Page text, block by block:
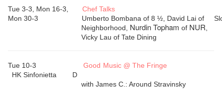
Tue 3-3, Mon 16-3, Chef Talks
Mon 30-3
Umberto Bombana of 8 ½, David Lai of
Neighborhood, NurdinTopham of NUR
Vicky Lau of Tate Dining
Tue 10-3Good Music @ The Fringe
HK Sinfonietta D
with James C.: Around Stravinsky